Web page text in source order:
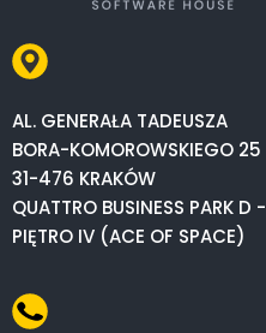
AL. GENERAŁA TADEUSZA
BORA-KOMOROWSKIEGO 25
31-476 KRAKÓW
QUATTRO BUSINESS PARK D -
PIĘTRO IV (ACE OF SPACE)